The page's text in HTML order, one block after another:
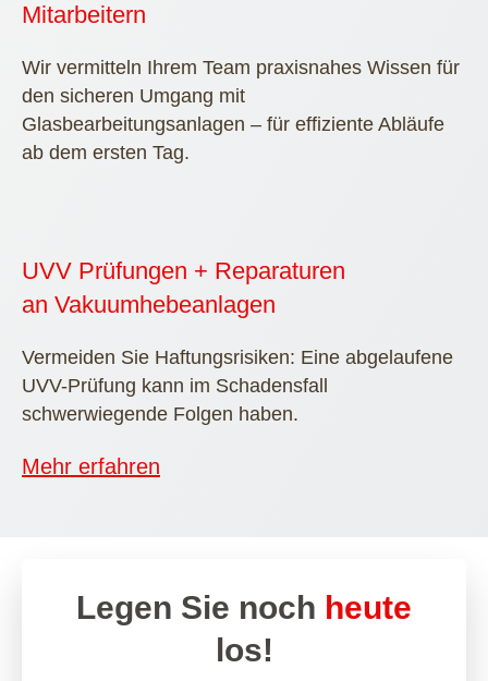
Mitarbeitern
Wir vermitteln Ihrem Team praxisnahes Wissen für
den sicheren Umgang mit
Glasbearbeitungsanlagen – für effiziente Abläufe
ab dem ersten Tag.
UVV Prüfungen + Reparaturen
an Vakuumhebeanlagen
Vermeiden Sie Haftungsrisiken: Eine abgelaufene
UVV-Prüfung kann im Schadensfall
schwerwiegende Folgen haben.
Mehr erfahren
Legen Sie noch heute
los!